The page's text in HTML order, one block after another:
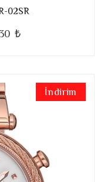
02SR
₺
İndirim